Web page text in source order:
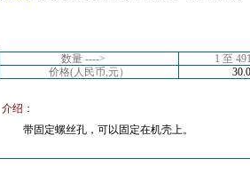
数量 ---->
1 至
价格(人民币,元）
介绍：
带固定螺丝孔，可以固定在机壳上。